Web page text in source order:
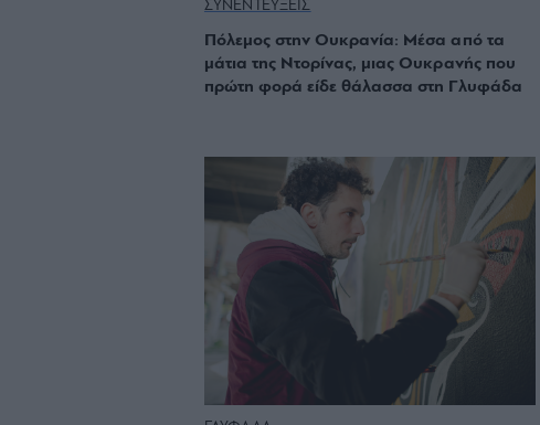
ΣΥΝΕΝΤΕΥΞΕΙΣ
Πόλεμος στην Ουκρανία: Μέσα από τα
μάτια της Ντορίνας, μιας Ουκρανής που
πρώτη φορά είδε θάλασσα στη Γλυφάδα